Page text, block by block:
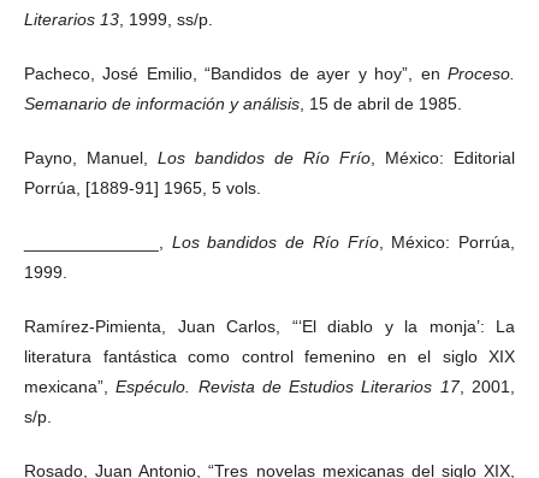
Literarios 13 , 1999, ss/p.
Pacheco, José Emilio, “Bandidos de ayer y hoy”, en Proceso.
Semanario de información y análisis , 15 de abril de 1985.
Payno, Manuel, Los bandidos de Río Frío , México: Editorial
Porrúa, [1889-91] 1965, 5 vols.
Los bandidos de Río Frío, México: Porrúa,
1999.
Ramírez-Pimienta, Juan Carlos, “‘El diablo y la monja’: La
literatura fantástica como control femenino en el siglo XIX
mexicana”,Espéculo. Revista de Estudios Literarios 17, 2001,
s/p.
Rosado, Juan Antonio, “Tres novelas mexicanas del siglo XIX,